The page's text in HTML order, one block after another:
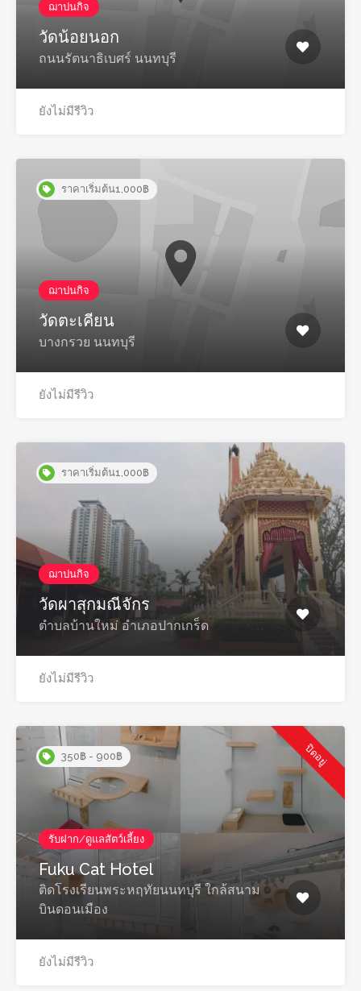
ฌาปนกิจ
วัดน้อยนอก
ถนนรัตนาธิเบศร์ นนทบุรี
ยังไม่มีรีวิว
ราคาเริ่มต้น1,000฿
ฌาปนกิจ
วัดตะเคียน
บางกรวย นนทบุรี
ยังไม่มีรีวิว
ราคาเริ่มต้น1,000฿
ฌาปนกิจ
วัดผาสุกมณีจักร
ตำบลบ้านใหม่ อำเภอปากเกร็ด
ยังไม่มีรีวิว
350฿ - 900฿ ปิดอยู่
รับฝาก/ดูแลสัตว์เลี้ยง
Fuku Cat Hotel
ติดโรงเรียนพระหฤทัยนนทบุรี ใกล้สนาม
บินดอนเมือง
ยังไม่มีรีวิว